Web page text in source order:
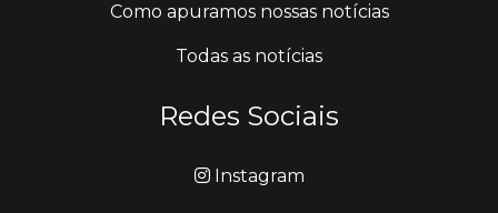
Como apuramos nossas notícias
Todas as notícias
Redes Sociais
Instagram